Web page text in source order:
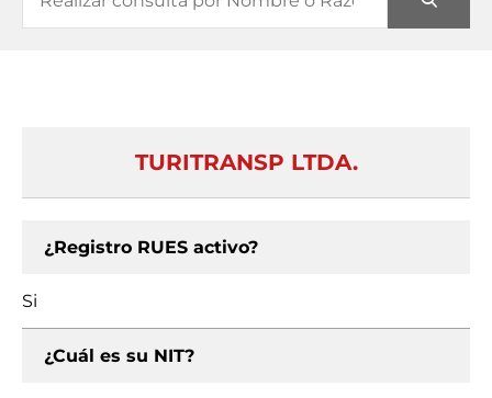
TURITRANSP LTDA.
¿Registro RUES activo?
Si
¿Cuál es su NIT?